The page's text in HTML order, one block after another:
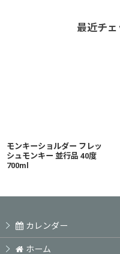
最近チ
モンキーショルダー フレッ
シュモンキー 並行品 40度
700ml
カレンダー
ホーム